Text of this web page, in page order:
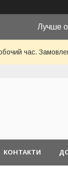
Лучше
час.
КОНТАКТИ